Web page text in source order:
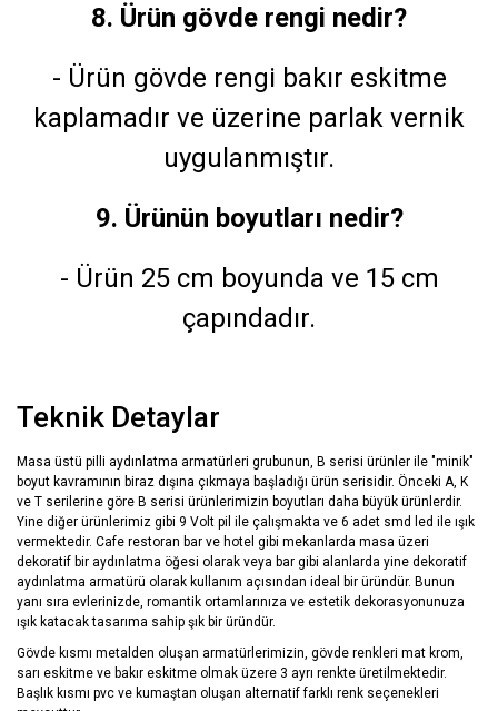
8. Ürün gövde rengi nedir?
- Ürün gövde rengi bakır eskitme
kaplamadır ve üzerine parlak vernik
uygulanmıştır.
9. Ürünün boyutları nedir?
- Ürün 25 cm boyunda ve 15 cm
çapındadır.
Teknik Detaylar
Masa üstü pilli aydınlatma armatürleri grubunun, B serisi ürünler ile "minik"
boyut kavramının biraz dışına çıkmaya başladığı ürün serisidir. Önceki A, K
ve T serilerine göre B serisi ürünlerimizin boyutları daha büyük ürünlerdir.
Yine diğer ürünlerimiz gibi 9 Volt pil ile çalışmakta ve 6 adet smd led ile ışık
vermektedir. Cafe restoran bar ve hotel gibi mekanlarda masa üzeri
dekoratif bir aydınlatma öğesi olarak veya bar gibi alanlarda yine dekoratif
aydınlatma armatürü olarak kullanım açısından ideal bir üründür. Bunun
yanı sıra evlerinizde, romantik ortamlarınıza ve estetik dekorasyonunuza
ışık katacak tasarıma sahip şık bir üründür.
Gövde kısmı metalden oluşan armatürlerimizin, gövde renkleri mat krom,
sarı eskitme ve bakır eskitme olmak üzere 3 ayrı renkte üretilmektedir.
Başlık kısmı pvc ve kumaştan oluşan alternatif farklı renk seçenekleri